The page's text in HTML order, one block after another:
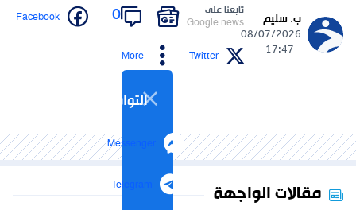
ب. سليم
08/07/2026
- 17:47
تابعنا على
Google news
0
Facebook
Twitter
More
التواصل الاجتماعي
Messenger
Telegram مقالات الواجهة